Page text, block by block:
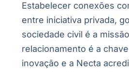
Estabelecer conexões
entre iniciativa privada,
sociedade civil é a
relacionamento é a
inovação e a Necta